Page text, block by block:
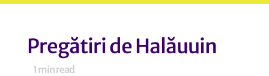
Pregătiri de Halăuuin
1 min read